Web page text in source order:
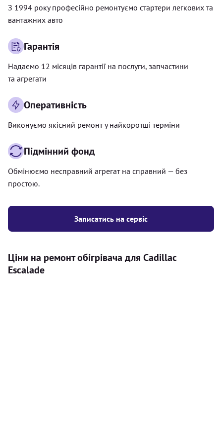
Записатись на сервіс
З 1994 року професійно ремонтуємо стартери легкових та
вантажних авто
Гарантія
Надаємо 12 місяців гарантії на послуги, запчастини
та агрегати
Оперативність
Виконуємо якісний ремонт у найкоротші терміни
Підмінний фонд
Обмінюємо несправний агрегат на справний — без
простою.
Ціни на ремонт обігрівача для Cadillac
Escalade